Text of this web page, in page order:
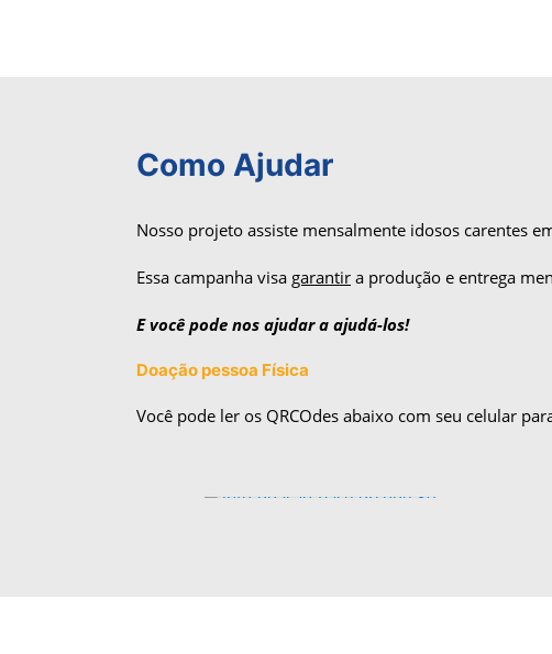
Como Ajudar
Nosso projeto assiste mensalmente idosos carentes
Essa campanha visa garantir a produção e entrega
E você pode nos ajudar a ajudá-los!
Doação pessoa Física
Você pode ler os QRCOdes abaixo com seu celular